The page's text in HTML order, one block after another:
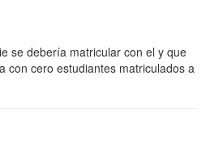
se debería matricular con el y que
con cero estudiantes matriculados a